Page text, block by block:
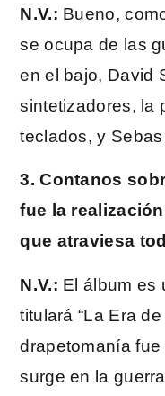
N.V.: Bueno,
se ocupa de las
en el bajo, David
sintetizadores, la
teclados, y
3. Contanos
fue la
que atraviesa
N.V.: El álbum es
titulará “La Era
drapetomanía fue
surge en la